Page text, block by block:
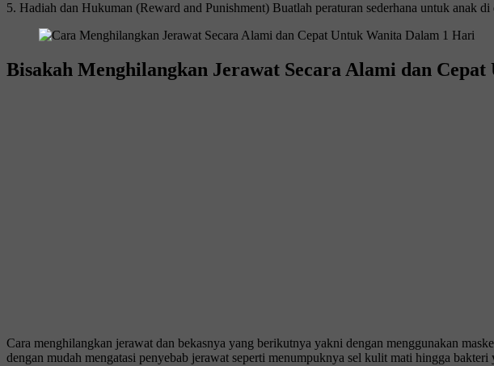
5. Hadiah dan Hukuman (Reward and Punishment) Buatlah peraturan sederhana untuk anak
Bisakah Menghilangkan Jerawat Secara Alami dan
Cara menghilangkan jerawat dan bekasnya yang berikutnya yakni dengan menggunakan
dengan mudah mengatasi penyebab jerawat seperti menumpuknya sel kulit mati hingga bakteri